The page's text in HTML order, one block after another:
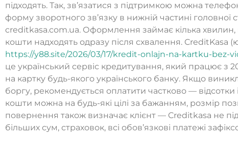
підходять. Так, зв’язатися з підтримкою можна
форму зворотного зв’язку в нижній частині головної
creditkasa.com.ua. Оформлення займає кілька хвилин,
кошти надходять одразу після схвалення. CreditKasa
https://y88.site/2026/03/17/kredit-onlajn-na-kartku-bez-
це український сервіс кредитування, який працює з
на картку будь-якого українського банку. Якщо
боргу, рекомендується оплатити частково — відсотки
кошти можна на будь-які цілі за бажанням, розмір
повернення також визначає клієнт — Creditkasa не
більших сум, страховок, всі обов’язкові платежі